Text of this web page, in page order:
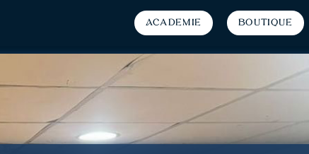
Académie Boutique